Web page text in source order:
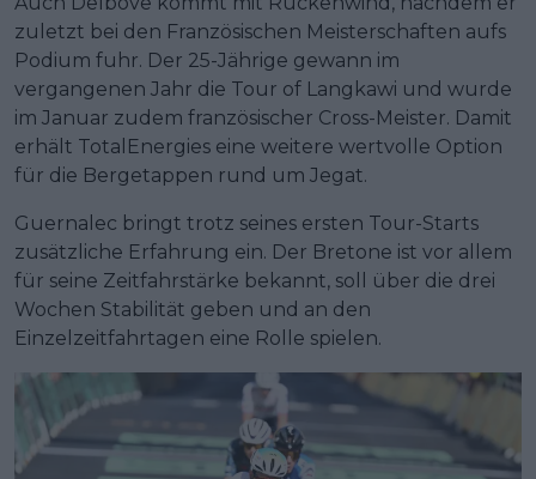
zuletzt bei den Französischen Meisterschaften aufs
Podium fuhr. Der 25-Jährige gewann im
vergangenen Jahr die Tour of Langkawi und wurde
im Januar zudem französischer Cross-Meister. Damit
erhält TotalEnergies eine weitere wertvolle Option
für die Bergetappen rund um Jegat.
Guernalec bringt trotz seines ersten Tour-Starts
zusätzliche Erfahrung ein. Der Bretone ist vor allem
für seine Zeitfahrstärke bekannt, soll über die drei
Wochen Stabilität geben und an den
Einzelzeitfahrtagen eine Rolle spielen.